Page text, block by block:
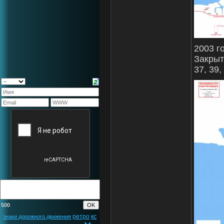
500
знаки дорожного движения ретро кс
2003
37,